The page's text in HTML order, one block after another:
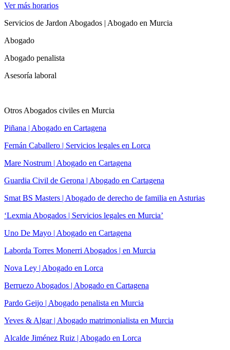
Ver más horarios
Servicios de Jardon Abogados | Abogado en Murcia
Abogado
Abogado penalista
Asesoría laboral
Otros Abogados civiles en Murcia
Piñana | Abogado en Cartagena
Fernán Caballero | Servicios legales en Lorca
Mare Nostrum | Abogado en Cartagena
Guardia Civil de Gerona | Abogado en Cartagena
Smat BS Masters | Abogado de derecho de familia en Asturias
‘Lexmia Abogados | Servicios legales en Murcia’
Uno De Mayo | Abogado en Cartagena
Laborda Torres Monerri Abogados | en Murcia
Nova Ley | Abogado en Lorca
Berruezo Abogados | Abogado en Cartagena
Pardo Geijo | Abogado penalista en Murcia
Yeves & Algar | Abogado matrimonialista en Murcia
Alcalde Jiménez Ruiz | Abogado en Lorca